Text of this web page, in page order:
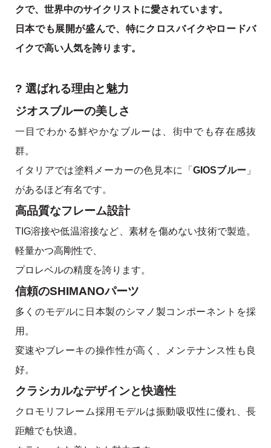
クで、世界中のサイクリストに愛されています。
日本でも展開が盛んで、特にクロスバイクやロードバ
イクで高い人気を誇ります。
? 選ばれる理由と魅力
ジオスブルーの美しさ
一目でわかる鮮やかなブルーは、街中でも存在感抜
群。
イタリアでは塗料メーカーの色見本に「 GIOSブルー 」
があるほど有名です。
高品質なフレーム設計
TIG溶接や低温溶接など、素材を傷めない技術で製造。
軽量かつ高剛性で、
プロレベルの精度を誇ります。
信頼のSHIMANOパーツ
多くのモデルに日本製のシマノ製コンポーネントを採
用。
変速やブレーキの操作性が高く、メンテナンス性も良
好。
クラシカルなデザインと快適性
クロモリフレーム採用モデルは振動吸収性に優れ、長
距離でも快適。